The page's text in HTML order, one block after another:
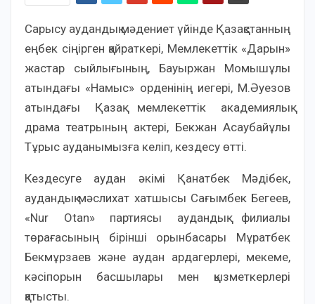
Сарысу аудандық мәдениет үйінде Қазақстанның
еңбек сіңірген қайраткері, Мемлекеттік «Дарын»
жастар сыйлығының, Бауыржан Момышұлы
атындағы «Намыс» орденінің иегері, М.Әуезов
атындағы Қазақ мемлекеттік академиялық
драма театрының актері, Бекжан Асаубайұлы
Тұрыс ауданымызға келіп, кездесу өтті.
Кездесуге аудан әкімі Қанатбек Мәдібек,
аудандық мәслихат хатшысы Сағымбек Бегеев,
«Nur Otan» партиясы аудандық филиалы
төрағасының бірінші орынбасары Мұратбек
Бекмұрзаев және аудан ардагерлері, мекеме,
кәсіпорын басшылары мен қызметкерлері
қатысты.